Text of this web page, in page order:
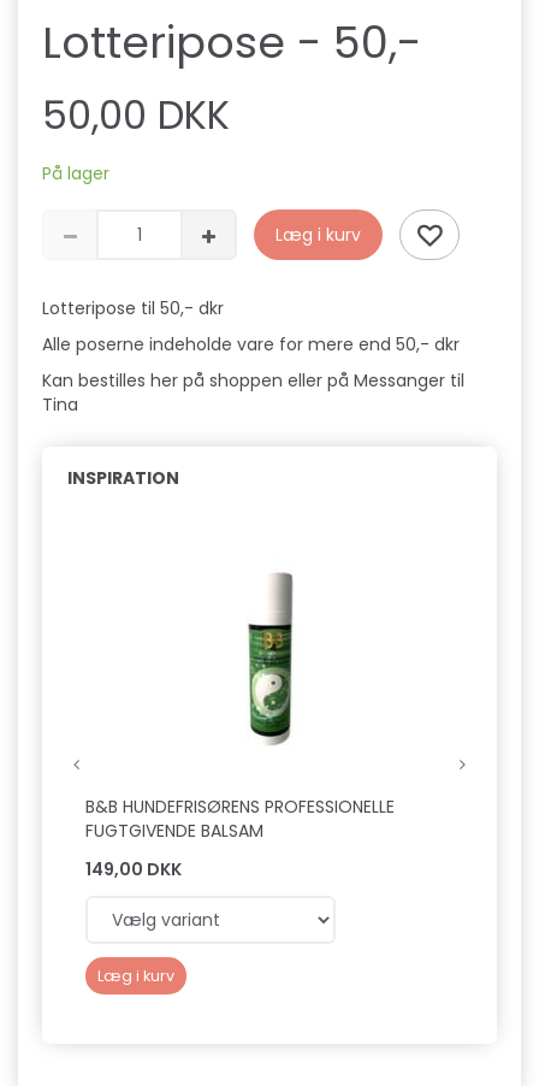
Lotteripose - 50,-
50,00 DKK
På lager
Læg i kurv
Lotteripose til 50,- dkr
Alle poserne indeholde vare for mere end 50,- dkr
Kan bestilles her på shoppen eller på Messanger til
Tina
INSPIRATION
B&B HUNDEFRISØRENS PROFESSIONELLE
FUGTGIVENDE BALSAM
149,00 DKK
Læg i kurv